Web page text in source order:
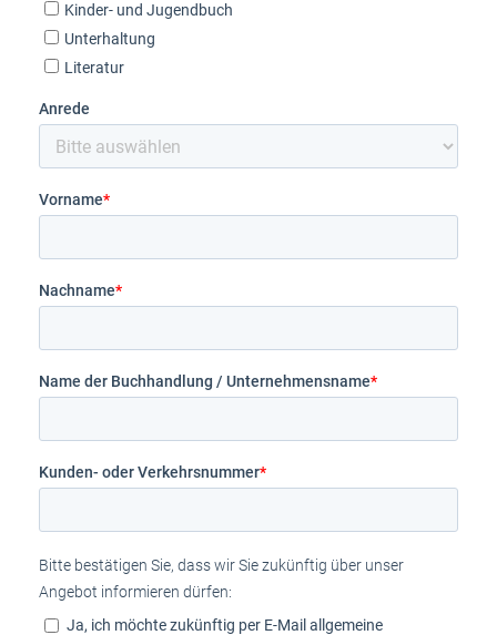
Kinder- und Jugendbuch
Unterhaltung
Literatur
Anrede
Vorname*
Nachname*
Name der Buchhandlung / Unternehmensname*
Kunden- oder Verkehrsnummer*
Bitte bestätigen Sie, dass wir Sie zukünftig über unser
Angebot informieren dürfen:
Ja, ich möchte zukünftig per E-Mail allgemeine